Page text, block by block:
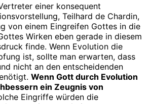
einer konsequent
Teilhard de Chardin,
von einem Eingreifen Gottes in die
Wirken eben gerade in diesem
finde. Wenn Evolution die
ist, sollte man erwarten, dass
nicht an den entscheidenden
Wenn Gott durch Evolution
ein Zeugnis von
Eingriffe würden die